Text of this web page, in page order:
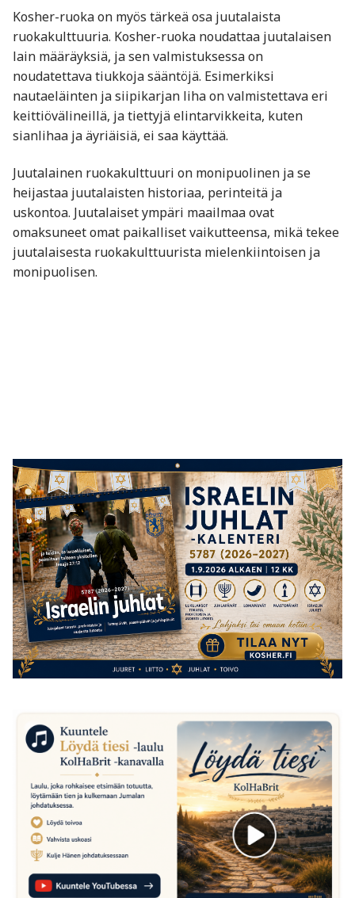
Kosher-ruoka on myös tärkeä osa juutalaista
ruokakulttuuria. Kosher-ruoka noudattaa juutalaisen
lain määräyksiä, ja sen valmistuksessa on
noudatettava tiukkoja sääntöjä. Esimerkiksi
nautaeläinten ja siipikarjan liha on valmistettava eri
keittiövälineillä, ja tiettyjä elintarvikkeita, kuten
sianlihaa ja äyriäisiä, ei saa käyttää.
Juutalainen ruokakulttuuri on monipuolinen ja se
heijastaa juutalaisten historiaa, perinteitä ja
uskontoa. Juutalaiset ympäri maailmaa ovat
omaksuneet omat paikalliset vaikutteensa, mikä tekee
juutalaisesta ruokakulttuurista mielenkiintoisen ja
monipuolisen.